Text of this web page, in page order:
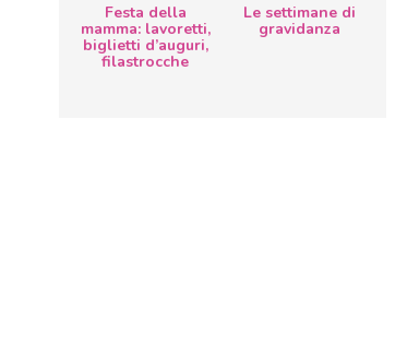
Festa della
mamma: lavoretti,
biglietti d’auguri,
filastrocche
Le settimane di
gravidanza